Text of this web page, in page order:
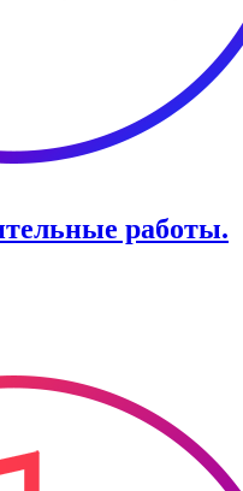
работы.